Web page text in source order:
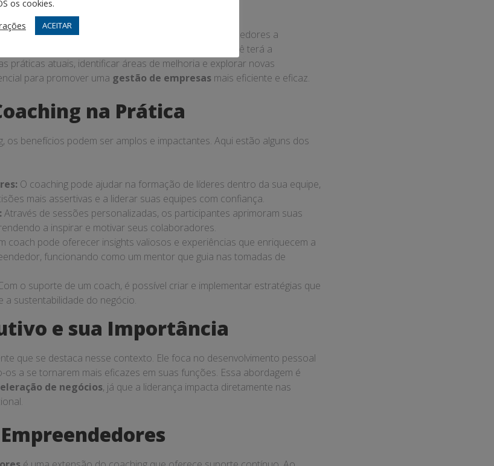
negócios é um processo que visa auxiliar empreendedores a
Ao trabalhar com um coach especializado, você terá a
práticas atuais, identificar áreas de melhoria e explorar novas
para promover uma gestão de empresas mais eficiente e eficaz.
na Prática
os benefícios podem ser amplos e impactantes. Aqui estão alguns dos
O coaching pode ajudar na formação de líderes dentro da sua equipe,
mais assertivas e a liderar suas equipes com confiança.
Através de sessões personalizadas, os participantes aprimoram suas
a inspirar e motivar seus colaboradores.
coach pode oferecer insights valiosos e experiências que enriquecem a
funcionando como um mentor que guia nas tomadas de
o suporte de um coach, é possível criar e implementar estratégias que
a sustentabilidade do negócio.
e sua Importância
que se destaca nesse contexto. Ele foca no desenvolvimento pessoal
a se tornarem mais eficazes em suas funções. Essa abordagem é
de negócios, já que a liderança impacta diretamente nas
os cookies.
ACEITAR